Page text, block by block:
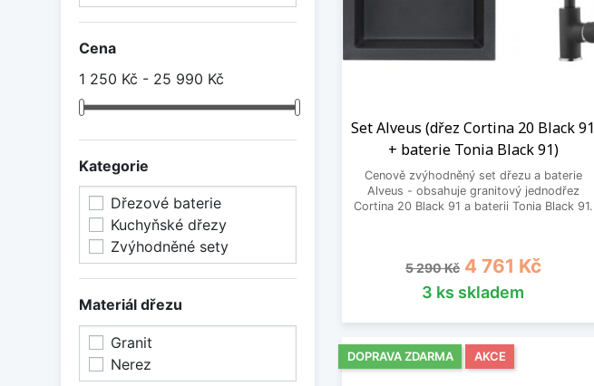
Cena
1 250 Kč - 25 990 Kč
Kategorie
Dřezové baterie
Kuchyňské dřezy
Zvýhodněné sety
Materiál dřezu
Granit
Nerez
Set Alveus (dřez Cortina 20 Black 91
+ baterie Tonia Black 91)
Cenově zvýhodněný set dřezu a baterie
Alveus - obsahuje granitový jednodřez
Cortina 20 Black 91 a baterii Tonia Black 91.
Běžná cena
5 290 Kč Cena
4 761 Kč
3 ks skladem
DOPRAVA ZDARMA AKCE